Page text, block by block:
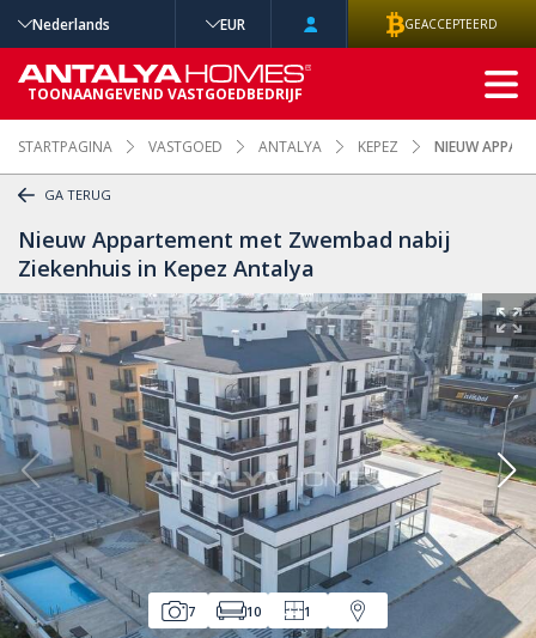
STARTPAGINA VASTGOED ANTALYA KEPEZ NIEUW
GA TERUG
Nieuw Appartement met Zwembad nabij
Ziekenhuis in Kepez Antalya
7 10 1
Nederlands EUR GEACCEPTEERD
TOONAANGEVEND VASTGOEDBEDRIJF
GEAVANCEERD
ZOEKEN